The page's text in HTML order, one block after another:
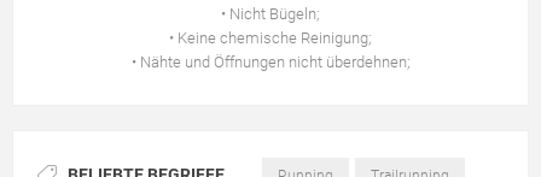
• Nicht Bügeln;
• Keine chemische Reinigung;
• Nähte und Öffnungen nicht überdehnen;